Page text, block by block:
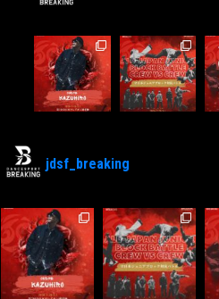
jdsf_breaking